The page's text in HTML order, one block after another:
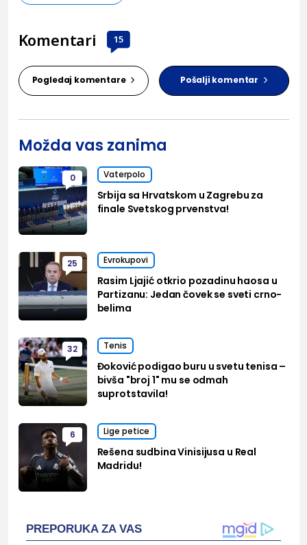
Komentari 15
Pogledaj komentare Pošalji komentar
Možda vas zanima
0 Vaterpolo
Srbija sa Hrvatskom u Zagrebu za
finale Svetskog prvenstva!
25 Evrokupovi
Rasim Ljajić otkrio pozadinu haosa u
Partizanu: Jedan čovek se sveti crno-
belima
32 Tenis
Đoković podigao buru u svetu tenisa –
bivša "broj 1" mu se odmah
suprotstavila!
6 Lige petice
Rešena sudbina Vinisijusa u Real
Madridu!
PREPORUKA ZA VAS